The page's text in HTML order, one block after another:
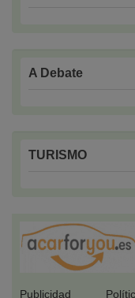
A Debate
TURISMO
Publicidad